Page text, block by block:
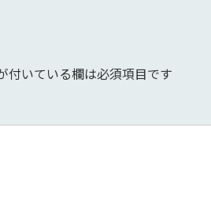
付いている欄は必須項目です